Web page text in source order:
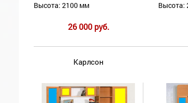
Высота: 2100 мм
26 000 руб.
Высота:
Карлсон